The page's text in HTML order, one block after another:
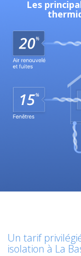
Les
Un tarif
isolation à La